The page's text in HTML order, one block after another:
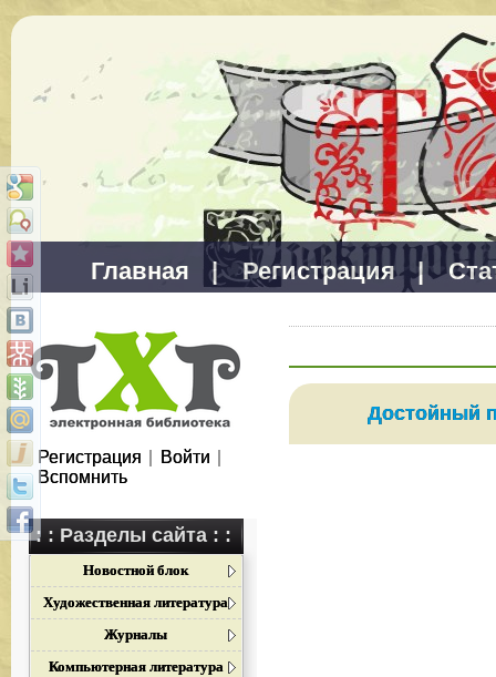
Главная | Регистрация |
Регистрация Войти
Вспомнить
: : Разделы сайта : :
Новостной блок
Художественная литература
Журналы
Компьютерная литература
Достойный